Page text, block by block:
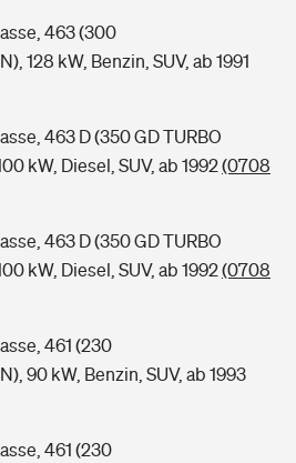
463 (300
128 kW, Benzin, SUV, ab 1991
463 D (350 GD TURBO
kW, Diesel, SUV, ab 1992(0708
463 D (350 GD TURBO
kW, Diesel, SUV, ab 1992(0708
461 (230
90 kW, Benzin, SUV, ab 1993
461 (230